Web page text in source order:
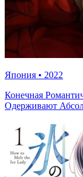
Япония • 2022
Конечная
Одерживают